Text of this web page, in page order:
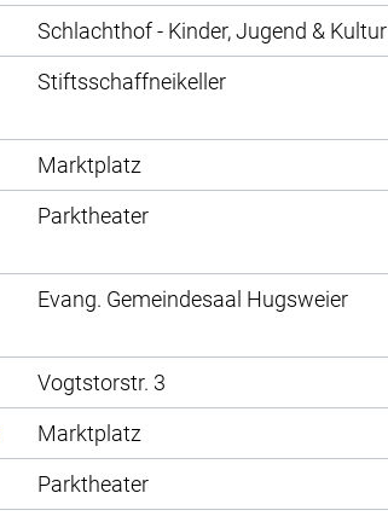
Schlachthof - Kinder, Jugend & Kultur
Stiftsschaffneikeller
Marktplatz
Parktheater
Evang. Gemeindesaal Hugsweier
Vogtstorstr. 3
Marktplatz
Parktheater